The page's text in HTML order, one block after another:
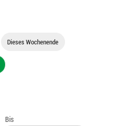
Dieses Wochenende
Bis